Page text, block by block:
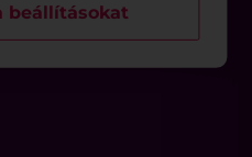
beállításokat